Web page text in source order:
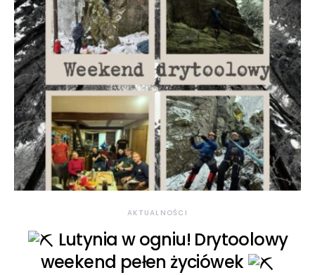
AKTUALNOŚCI
Lutynia w ogniu! Drytoolowy
weekend pełen życiówek
Konieczne
Te pliki cookie
opcjonalne. Są
do
funkcjonowania
strony